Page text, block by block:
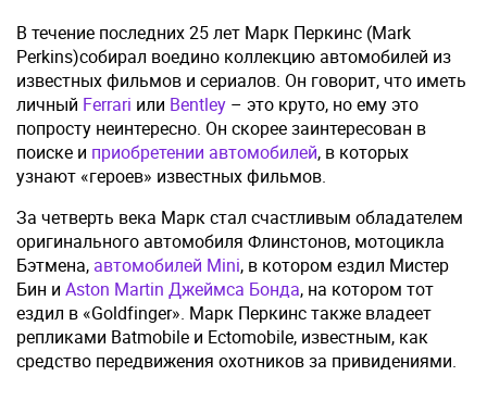
В течение последних 25 лет Марк Перкинс (Mark
Perkins)собирал воедино коллекцию автомобилей из
известных фильмов и сериалов. Он говорит, что иметь
личный Ferrari или Bentley – это круто, но ему это
попросту неинтересно. Он скорее заинтересован в
поиске и приобретении автомобилей, в которых
узнают «героев» известных фильмов.
За четверть века Марк стал счастливым обладателем
оригинального автомобиля Флинстонов, мотоцикла
Бэтмена, автомобилей Mini, в котором ездил Мистер
Бин и Aston Martin Джеймса Бонда, на котором тот
ездил в «Goldfinger». Марк Перкинс также владеет
репликами Batmobile и Ectomobile, известным, как
средство передвижения охотников за привидениями.